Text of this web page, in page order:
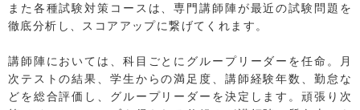
また各種試験対策コースは、専門講師陣が最近の試験問題を
徹底分析し、スコアアップに繋げてくれます。
講師陣においては、科目ごとにグループリーダーを任命。月
次テストの結果、学生からの満足度、講師経験年数、勤怠な
どを総合評価し、グループリーダーを決定します。頑張り次